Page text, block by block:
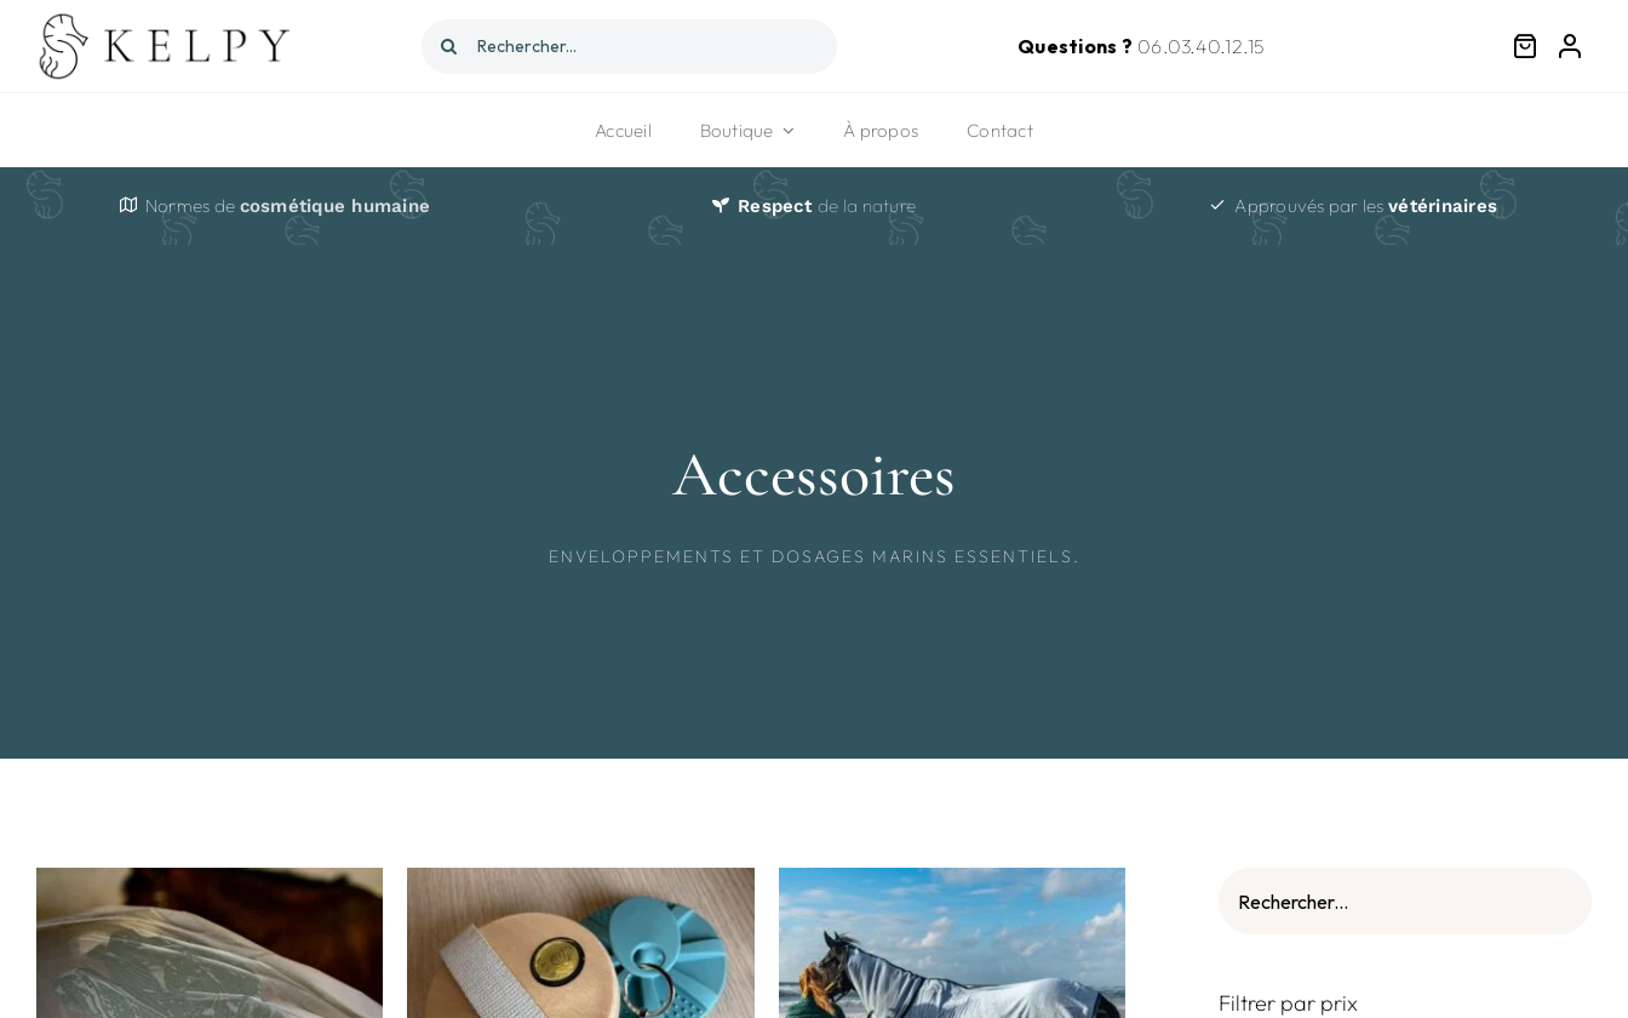
Passer
Rechercher: Questions ? 06.03.40.12.15
Accueil Boutique À propos Contact
Normes de cosmétique humaine Respectde la nature Approuvés par les vétérinaires
Accessoires
ENVELOPPEMENTS ET DOSAGES MARINS ESSENTIELS.
Filtrer par prix